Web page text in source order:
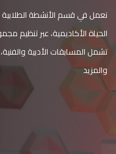
نعمل في قسم الأنشطة الطلابية
الحياة الأكاديمية، عبر تنظيم
تشمل المسابقات الأدبية والفنية،
والمزيد